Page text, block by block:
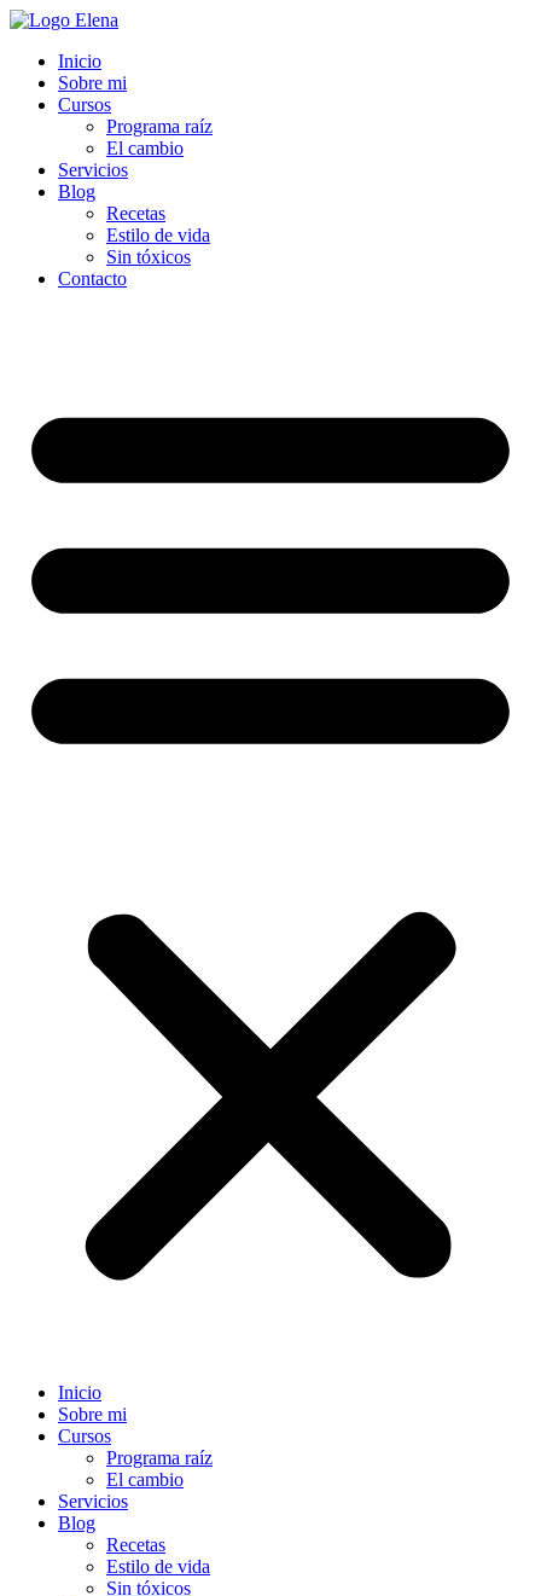
Inicio
Sobre mi
Cursos
Programa raíz
El cambio
Servicios
Blog
Recetas
Estilo de vida
Sin tóxicos
Contacto
Inicio
Sobre mi
Cursos
Programa raíz
El cambio
Servicios
Blog
Recetas
Estilo de vida
Sin tóxicos